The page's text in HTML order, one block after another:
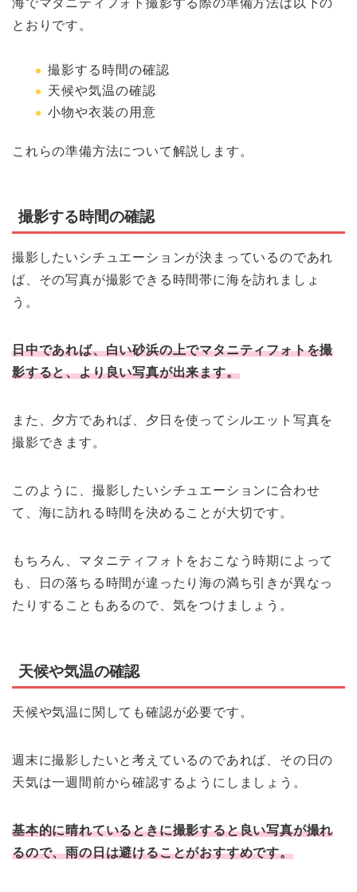
とおりです。
撮影する時間の確認
天候や気温の確認
小物や衣装の用意
これらの準備方法について解説します。
撮影する時間の確認
撮影したいシチュエーションが決まっているのであれ
ば、その写真が撮影できる時間帯に海を訪れましょ
う。
日中であれば、白い砂浜の上でマタニティフォトを撮
影すると、より良い写真が出来ます。
また、夕方であれば、夕日を使ってシルエット写真を
撮影できます。
このように、撮影したいシチュエーションに合わせ
て、海に訪れる時間を決めることが大切です。
もちろん、マタニティフォトをおこなう時期によって
も、日の落ちる時間が違ったり海の満ち引きが異なっ
たりすることもあるので、気をつけましょう。
天候や気温の確認
天候や気温に関しても確認が必要です。
週末に撮影したいと考えているのであれば、その日の
天気は一週間前から確認するようにしましょう。
基本的に晴れているときに撮影すると良い写真が撮れ
るので、雨の日は避けることがおすすめです。